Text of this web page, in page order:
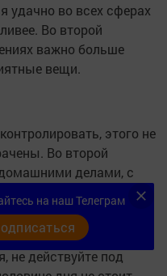
удачно во всех сферах
Во второй
важно больше
вещи.
этого не
Во второй
делами, с
быстро справитесь.
не действуйте под
на наш Телеграм